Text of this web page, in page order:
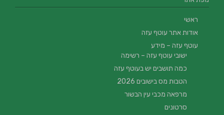
ראשי
אודות אתר עוטף עזה
עוטף עזה – מידע
ישובי עוטף עזה – רשימה
כמה תושבים יש בעוטף עזה
הטבות מס בישובים 2026
מרפאה מכבי עין הבשור
סרטונים